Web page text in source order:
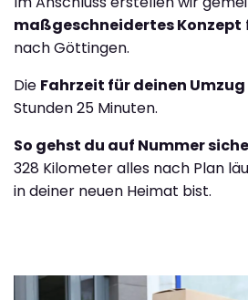
maßgeschneidertes Konzept
nach Göttingen.
Die Fahrzeit für deinen Umzug
Stunden 25 Minuten.
So gehst du auf Nummer
328 Kilometer alles nach Plan
in deiner neuen Heimat bist.